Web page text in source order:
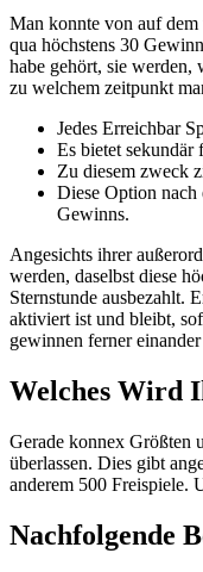
Man konnte von auf
qua höchstens 30
habe gehört, sie
zu welchem zeitpunkt
Jedes Erreichbar
Es bietet sekundär
Zu diesem zweck
Diese Option nach
Gewinns.
Angesichts ihrer
werden, daselbst diese
Sternstunde ausbezahlt.
aktiviert ist und bleibt,
gewinnen ferner
Welches Wird
Gerade konnex Größten
überlassen. Dies gibt
anderem 500 Freispiele.
Nachfolgende